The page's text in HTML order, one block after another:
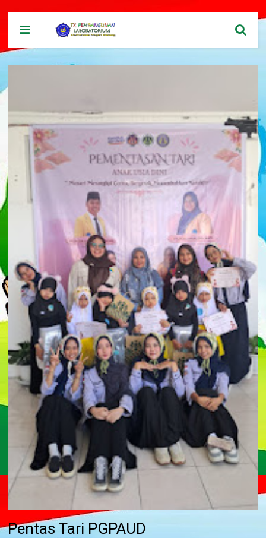
Pentas Tari PGPAUD